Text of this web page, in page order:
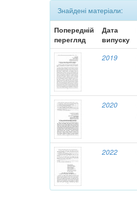
Знайдені матеріали:
Попередній
перегляд
Дата
випуску
2019
2020
2022